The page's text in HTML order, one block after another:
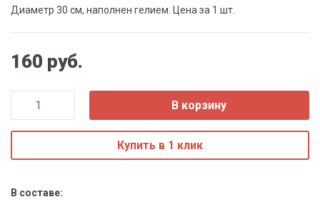
Диаметр 30 см, наполнен гелием. Цена за 1 шт.
160 руб.
В корзину
Купить в 1 клик
В составе: